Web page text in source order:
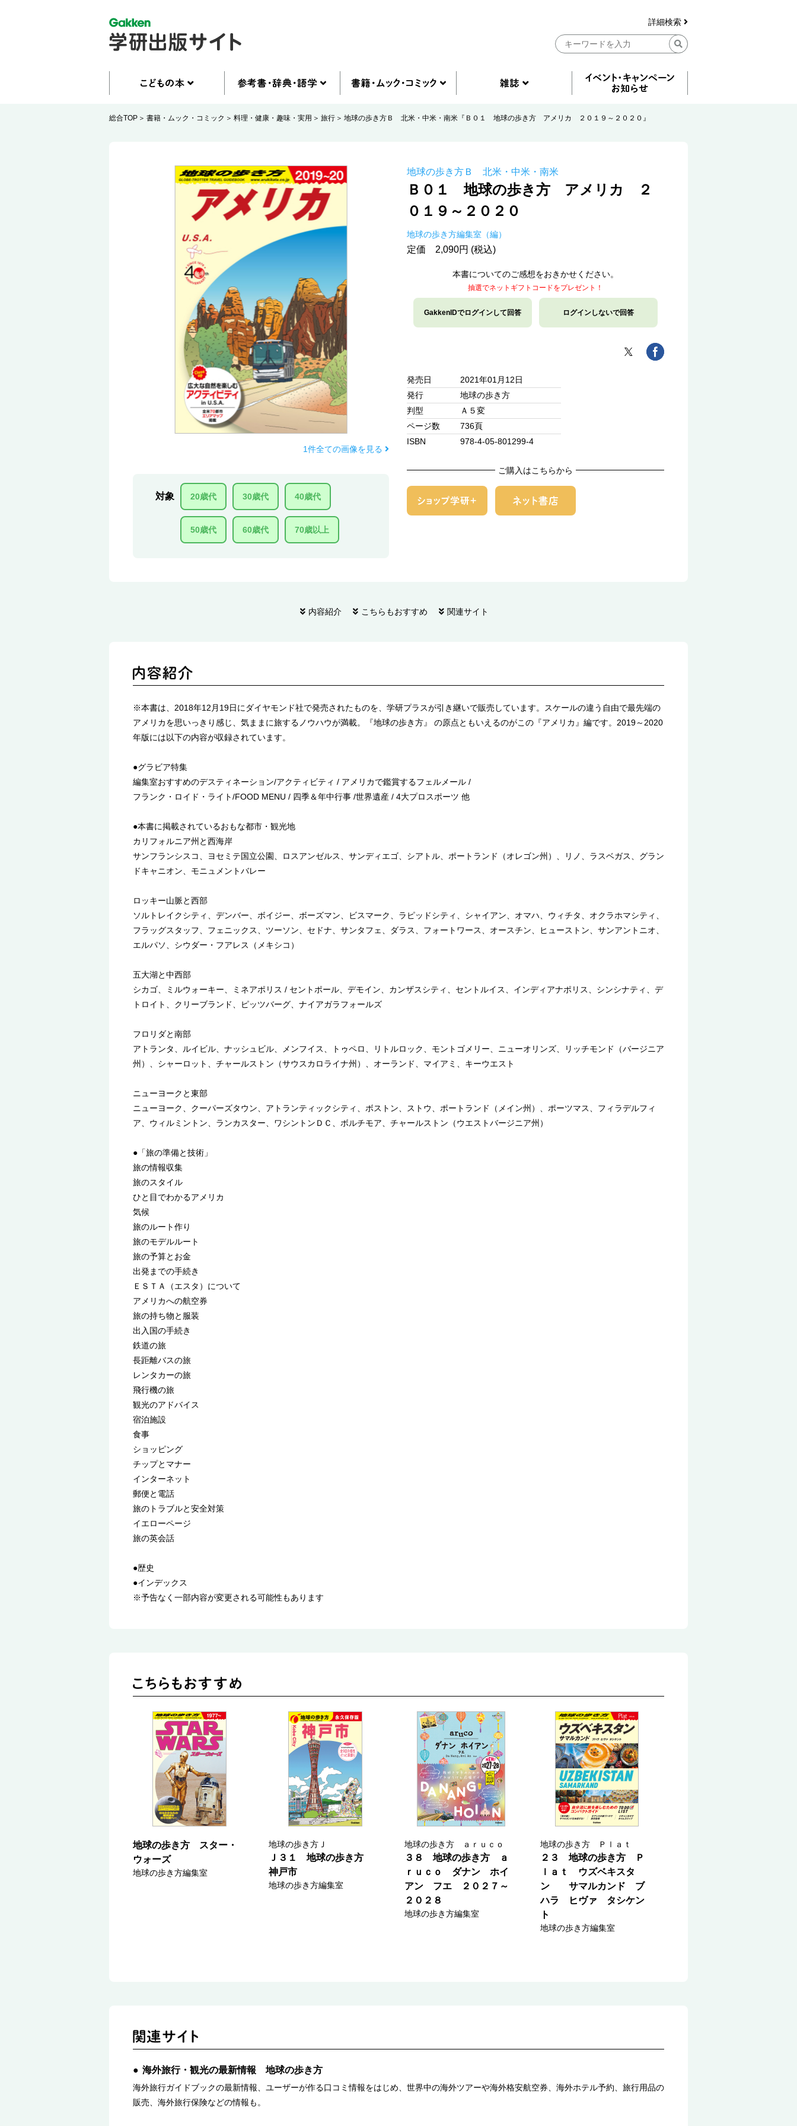
詳細検索
総合TOP 書籍・ムック・コミック 料理・健康・趣味・実用 旅行 地球の歩き方Ｂ 北米・中米・南米『Ｂ０１ 地球の歩き方 アメリカ ２０１９～２０２０』
1件全ての画像を見る
対象 20歳代 30歳代 40歳代
50歳代 60歳代 70歳以上
地球の歩き方Ｂ 北米・中米・南米
Ｂ０１ 地球の歩き方 アメリカ ２
０１９～２０２０
地球の歩き方編集室（編）
定価 2,090円 (税込)
本書についてのご感想をおきかせください。
抽選でネットギフトコードをプレゼント！
GakkenIDでログインして回答 ログインしないで回答
発売日
2021年01月12日
発行
地球の歩き方
判型
Ａ５変
ページ数
736頁
ISBN
978-4-05-801299-4
ご購入はこちらから
内容紹介 こちらもおすすめ 関連サイト
※本書は、2018年12月19日にダイヤモンド社で発売されたものを、学研プラスが引き継いで販売しています。スケールの違う自由で最先端の
アメリカを思いっきり感じ、気ままに旅するノウハウが満載。『地球の歩き方』 の原点ともいえるのがこの『アメリカ』編です。2019～2020
年版には以下の内容が収録されています。
●グラビア特集
編集室おすすめのデスティネーション/アクティビティ / アメリカで鑑賞するフェルメール /
フランク・ロイド・ライト/FOOD MENU / 四季＆年中行事 /世界遺産 / 4大プロスポーツ 他
●本書に掲載されているおもな都市・観光地
カリフォルニア州と西海岸
サンフランシスコ、ヨセミテ国立公園、ロスアンゼルス、サンディエゴ、シアトル、ポートランド（オレゴン州）、リノ、ラスベガス、グラン
ドキャニオン、モニュメントバレー
ロッキー山脈と西部
ソルトレイクシティ、デンバー、ボイジー、ボーズマン、ビスマーク、ラピッドシティ、シャイアン、オマハ、ウィチタ、オクラホマシティ、
フラッグスタッフ、フェニックス、ツーソン、セドナ、サンタフェ、ダラス、フォートワース、オースチン、ヒューストン、サンアントニオ、
エルパソ、シウダー・フアレス（メキシコ）
五大湖と中西部
シカゴ、ミルウォーキー、ミネアポリス / セントポール、デモイン、カンザスシティ、セントルイス、インディアナポリス、シンシナティ、デ
トロイト、クリーブランド、ピッツバーグ、ナイアガラフォールズ
フロリダと南部
アトランタ、ルイビル、ナッシュビル、メンフイス、トゥペロ、リトルロック、モントゴメリー、ニューオリンズ、リッチモンド（バージニア
州）、シャーロット、チャールストン（サウスカロライナ州）、オーランド、マイアミ、キーウエスト
ニューヨークと東部
ニューヨーク、クーパーズタウン、アトランティックシティ、ボストン、ストウ、ポートランド（メイン州）、ポーツマス、フィラデルフィ
ア、ウィルミントン、ランカスター、ワシントンＤＣ、ボルチモア、チャールストン（ウエストバージニア州）
●「旅の準備と技術」
旅の情報収集
旅のスタイル
ひと目でわかるアメリカ
気候
旅のルート作り
旅のモデルルート
旅の予算とお金
出発までの手続き
ＥＳＴＡ（エスタ）について
アメリカへの航空券
旅の持ち物と服装
出入国の手続き
鉄道の旅
長距離バスの旅
レンタカーの旅
飛行機の旅
観光のアドバイス
宿泊施設
食事
ショッピング
チップとマナー
インターネット
郵便と電話
旅のトラブルと安全対策
イエローページ
旅の英会話
●歴史
●インデックス
※予告なく一部内容が変更される可能性もあります
地球の歩き方 スター・
ウォーズ
地球の歩き方編集室
地球の歩き方Ｊ
Ｊ３１ 地球の歩き方
神戸市
地球の歩き方編集室
地球の歩き方 ａｒｕｃｏ
３８ 地球の歩き方 ａ
ｒｕｃｏ ダナン ホイ
アン フエ ２０２７～
２０２８
地球の歩き方編集室
地球の歩き方 Ｐｌａｔ
２３ 地球の歩き方 Ｐ
ｌａｔ ウズベキスタ
ン サマルカンド ブ
ハラ ヒヴァ タシケン
ト
地球の歩き方編集室
海外旅行・観光の最新情報 地球の歩き方
海外旅行ガイドブックの最新情報、ユーザーが作る口コミ情報をはじめ、世界中の海外ツアーや海外格安航空券、海外ホテル予約、旅行用品の
販売、海外旅行保険などの情報も。